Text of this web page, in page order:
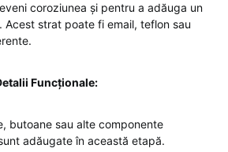
coroziunea și pentru a adăuga un
strat poate fi email, teflon sau
Funcționale:
butoane sau alte componente
adăugate în această etapă.